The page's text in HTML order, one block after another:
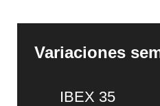
Variaciones
IBEX 35